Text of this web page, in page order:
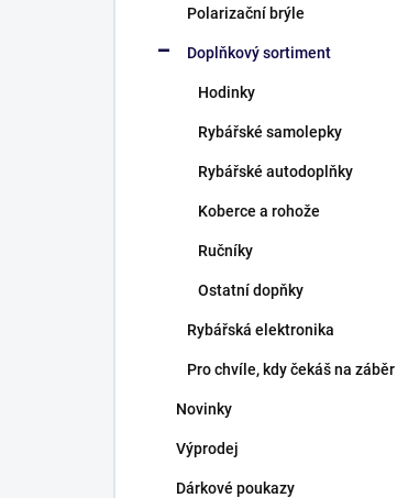
Polarizační brýle
Doplňkový sortiment
Hodinky
Rybářské samolepky
Rybářské autodoplňky
Koberce a rohože
Ručníky
Ostatní dopňky
Rybářská elektronika
Pro chvíle, kdy čekáš na záběr
Novinky
Výprodej
Dárkové poukazy